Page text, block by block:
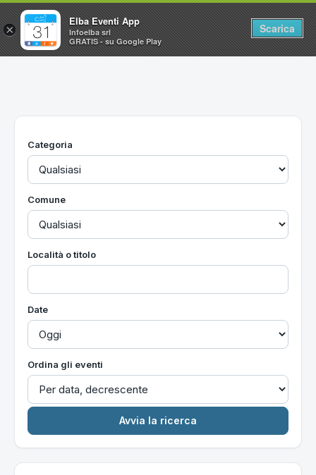
Home
Utilità
Categoria
Comune
Località o titolo
Date
Ordina gli eventi
×
Elba Eventi App
Infoelba srl
GRATIS - su Google Play
Scarica